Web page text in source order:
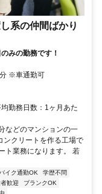
系の仲間ばかり
みの勤務です！
※車通勤可
勤務日数：1ヶ月あた
などのマンションの一
ンクリートを作る工場で
ト業務になります。 若
イク通勤OK
学歴不問
歓迎
ブランクOK